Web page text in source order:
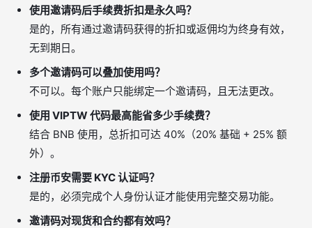
使用邀请码后手续费折扣是永久吗？
是的，所有通过邀请码获得的折扣或返佣均为终身有效，
无到期日。
多个邀请码可以叠加使用吗？
不可以。每个账户只能绑定一个邀请码，且无法更改。
使用 VIPTW 代码最高能省多少手续费？
结合 BNB 使用，总折扣可达 40%（20% 基础 + 25% 额
外）。
注册币安需要 KYC 认证吗？
是的，必须完成个人身份认证才能使用完整交易功能。
邀请码对现货和合约都有效吗？